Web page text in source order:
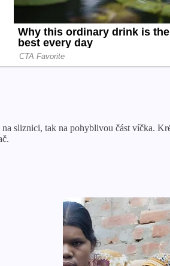
sliznici, tak na pohyblivou část víčka.